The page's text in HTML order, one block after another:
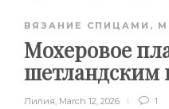
ВЯЗАНИЕ СПИЦАМИ ,
Мохеровое
шетландским
Лилия March 12, 2026 1